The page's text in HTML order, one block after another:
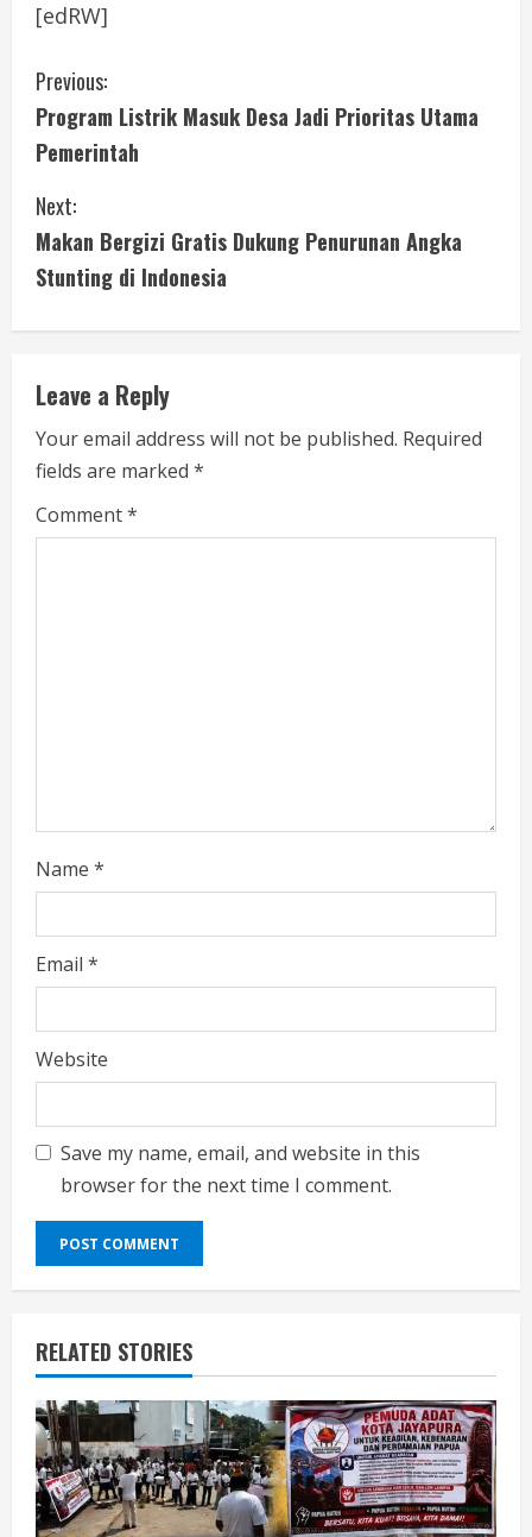
[edRW]
C
o
n
t
i
n
u
e
R
e
Previous:
Program Listrik Masuk Desa Jadi Prioritas Utama
Pemerintah
Next:
Makan Bergizi Gratis Dukung Penurunan Angka
Stunting di Indonesia
Leave a Reply
Your email address will not be published. Required
fields are marked *
Comment*
Name *
Email *
Website
Save my name, email, and website in this
browser for the next time I comment.
RELATED STORIES